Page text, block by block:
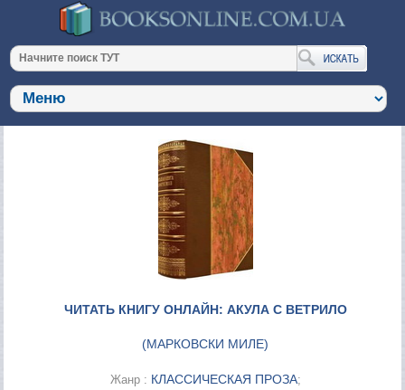
ЧИТАТЬ КНИГУ ОНЛАЙН: АКУЛА С ВЕТРИЛО
(МАРКОВСКИ МИЛЕ)
Жанр : КЛАССИЧЕСКАЯ ПРОЗА;